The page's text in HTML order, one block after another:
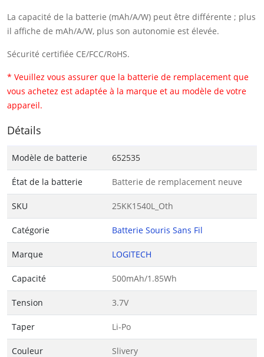
La capacité de la batterie (mAh/A/W) peut être différente ; plus
il affiche de mAh/A/W, plus son autonomie est élevée.
Sécurité certifiée CE/FCC/RoHS.
* Veuillez vous assurer que la batterie de remplacement que
vous achetez est adaptée à la marque et au modèle de votre
appareil.
Détails
Modèle de batterie 652535
État de la batterie Batterie de remplacement neuve
SKU 25KK1540L_Oth
Catégorie Batterie Souris Sans Fil
Marque LOGITECH
Capacité 500mAh/1.85Wh
Tension 3.7V
Taper Li-Po
Couleur Slivery